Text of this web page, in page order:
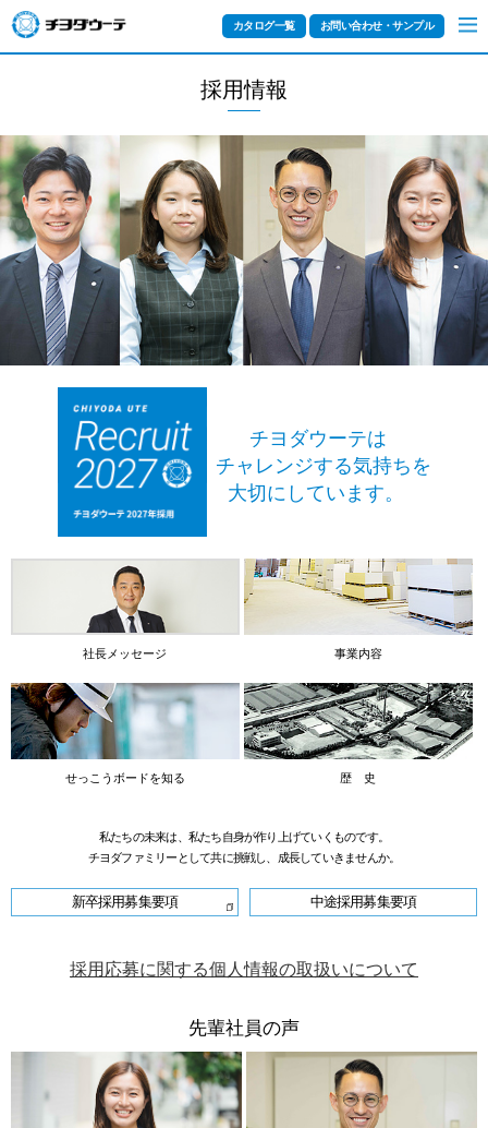
カタログ一覧 お問い合わせ・サンプル
採用情報
チヨダウーテは
チャレンジする気持ちを
大切にしています。
社長メッセージ 事業内容
せっこうボードを知る 歴 史
私たちの未来は、私たち自身が作り上げていくものです。
チヨダファミリーとして共に挑戦し、成長していきませんか。
新卒採用募集要項 中途採用募集要項
採用応募に関する個人情報の取扱いについて
先輩社員の声